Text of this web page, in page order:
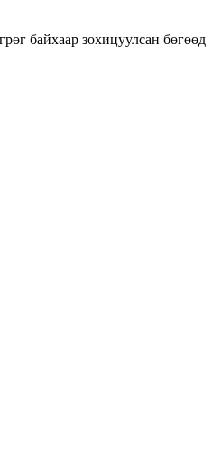
байхаар зохицуулсан бөгөөд